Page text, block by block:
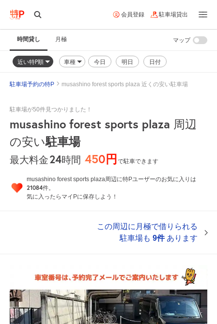
会員登録 駐車場貸出
時間貸し 月極
近い特P順 車種 今日 明日 日付
マップ
駐車場予約の特P musashino forest sports plaza 近くの安い駐車場
駐車場が50件見つかりました！
musashino forest sports plaza 周辺
の安い駐車場
最大料金24時間 450円で駐車できます
musashino forest sports plaza周辺に特Pユーザーのお気に入りは
21084件。
気に入ったらマイPに保存しよう！
この周辺に月極で借りられる
駐車場も 9件あります